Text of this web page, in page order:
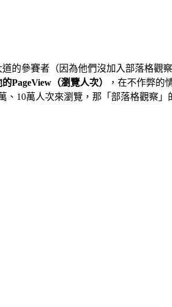
的參賽者（因為他們沒加入部落格
PageView（瀏覽人次）
，在不作弊的
10萬人次來瀏覽，那「部落格觀察